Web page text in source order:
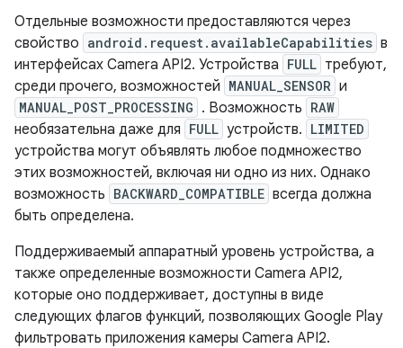
Отдельные возможности предоставляются через
свойство android.request.availableCapabilities в
интерфейсах Camera API2. Устройства FULL требуют,
среди прочего, возможностей MANUAL_SENSOR и
MANUAL_POST_PROCESSING . Возможность RAW
необязательна даже для FULL устройств. LIMITED
устройства могут объявлять любое подмножество
этих возможностей, включая ни одно из них. Однако
возможность BACKWARD_COMPATIBLE всегда должна
быть определена.
Поддерживаемый аппаратный уровень устройства, а
также определенные возможности Camera API2,
которые оно поддерживает, доступны в виде
следующих флагов функций, позволяющих Google Play
фильтровать приложения камеры Camera API2.